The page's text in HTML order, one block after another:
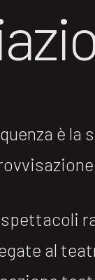
è la
al